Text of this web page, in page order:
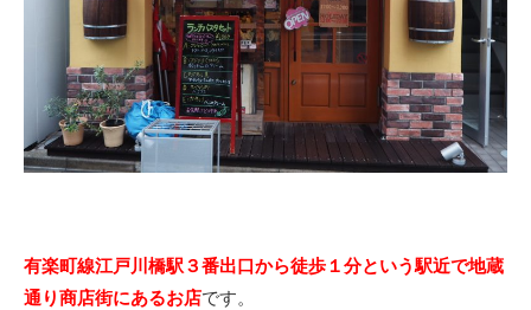
有楽町線江戸川橋駅３番出口から徒歩１分という駅近で地蔵
通り商店街にあるお店です。